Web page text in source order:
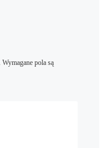
Wymagane pola są